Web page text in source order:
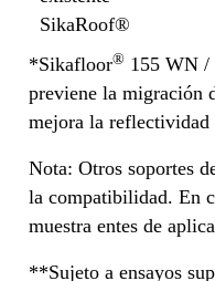
SikaRoof®
*Sikafloor® 155 WN /
previene la migración
mejora la reflectividad
Nota: Otros soportes
la compatibilidad. En
muestra entes de
**Sujeto a ensayos